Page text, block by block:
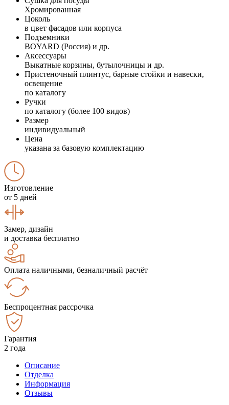
Хромированная
Цоколь
в цвет фасадов или корпуса
Подъемники
BOYARD (Россия) и др.
Аксессуары
Выкатные корзины, бутылочницы и др.
Пристеночный плинтус, барные стойки и навески,
освещение
по каталогу
Ручки
по каталогу (более 100 видов)
Размер
индивидуальный
Цена
указана за базовую комплектацию
Изготовление
от 5 дней
Замер, дизайн
и доставка бесплатно
Оплата наличными, безналичный расчёт
Беспроцентная рассрочка
Гарантия
2 года
Описание
Отделка
Информация
Отзывы